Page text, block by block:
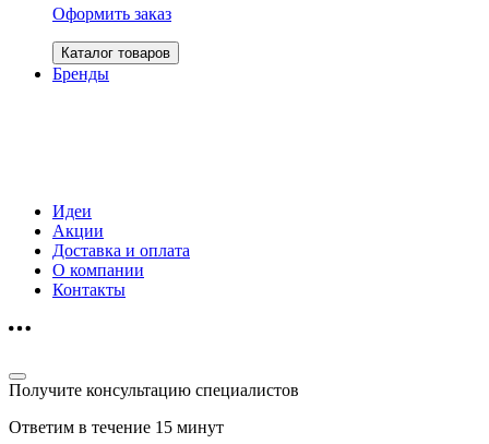
Оформить заказ
Каталог товаров
Бренды
Идеи
Акции
Доставка и оплата
О компании
Контакты
Получите консультацию специалистов
Ответим в течение 15 минут